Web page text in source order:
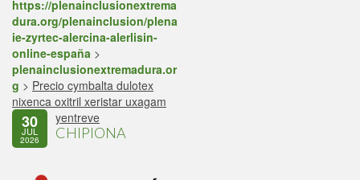
https://plenainclusionextrema
dura.org/plenainclusion/plena
ie-zyrtec-alercina-alerlisin-
online-españa >
plenainclusionextremadura.or
g > Precio cymbalta dulotex
nixenca oxitril xeristar uxagam
yentreve
30
JUL
2026 CHIPIONA